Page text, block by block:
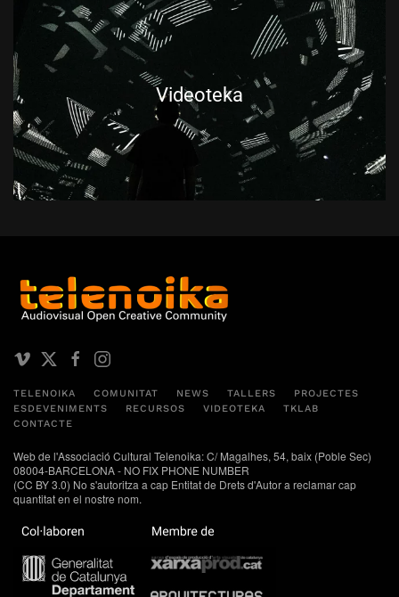
Videoteka
TELENOIKA COMUNITAT NEWS TALLERS
PROJECTES
ESDEVENIMENTS
RECURSOS VIDEOTEKA
TKLAB
CONTACTE
Web de l'Associació Cultural Telenoika: C/ Magalhes, 54, baix (Poble Sec)
08004-BARCELONA - NO FIX PHONE NUMBER
(CC BY 3.0) No s'autoritza a cap Entitat de Drets d'Autor a reclamar cap
quantitat en el nostre nom.